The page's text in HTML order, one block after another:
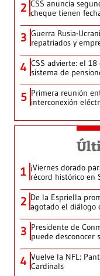
2 CSS anuncia
cheque tienen
3 Guerra Rusia-
repatriados y
4 CSS advierte: el
sistema de
5 Primera reunión
interconexión
1 ¡Viernes dorado
récord histórico en
2 De la Espriella
agotado el diálogo
3 Presidente de
puede desconocer
4 Vuelve la NFL:
Cardinals